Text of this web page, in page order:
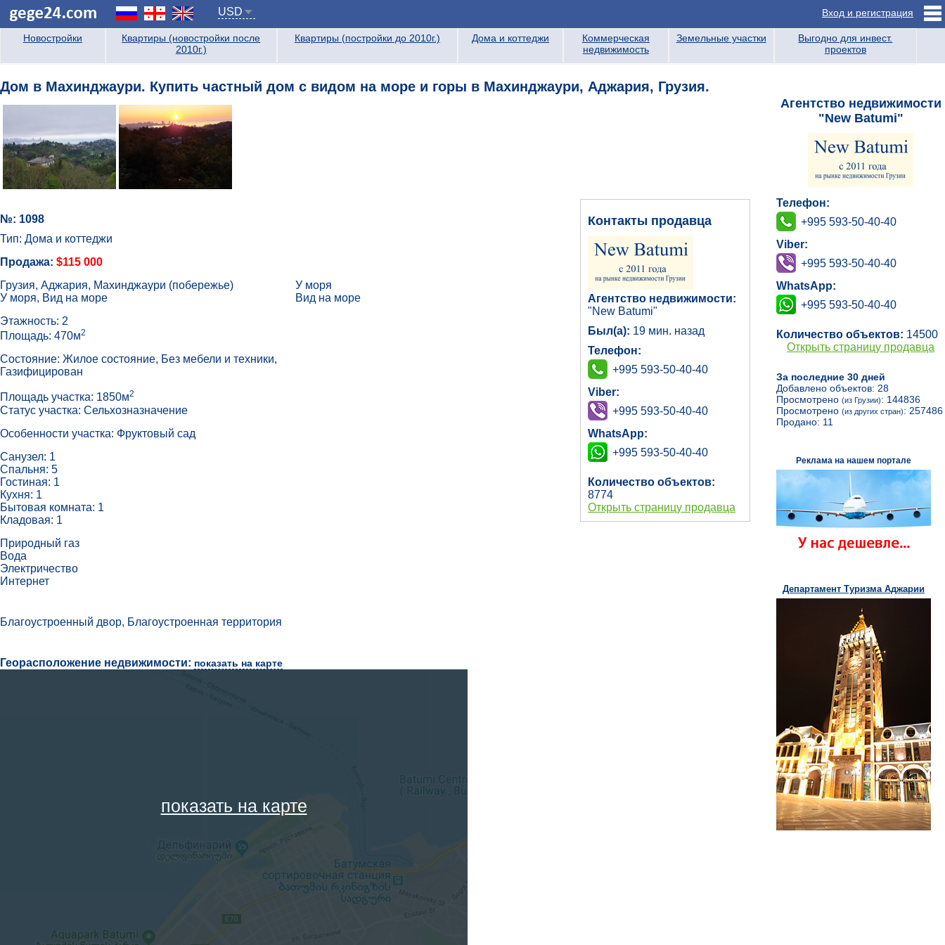
USD Вход и регистрация
Новостройки
Квартиры (новостройки после
2010г.)
Квартиры (постройки до 2010г.) Дома и коттеджи
Коммерческая
недвижимость
Земельные участки
Выгодно для инвест.
проектов
Дом в Махинджаури. Купить частный дом с видом на море и горы в Махинджаури, Аджария, Грузия.
№: 1098
Тип: Дома и коттеджи
Продажа: $115 000
Грузия, Аджария, Махинджаури (побережье)
У моря, Вид на море
Этажность: 2
Площадь: 470м2
Состояние: Жилое состояние, Без мебели и техники,
Газифицирован
Площадь участка: 1850м2
Статус участка: Сельхозназначение
Особенности участка: Фруктовый сад
Санузел: 1
Спальня: 5
Гостиная: 1
Кухня: 1
Бытовая комната: 1
Кладовая: 1
У моря
Вид на море
Природный газ
Вода
Электричество
Интернет
Контакты продавца
Агентство недвижимости:
"New Batumi"
Был(а): 19 мин. назад
Телефон:
+995 593-50-40-40
Viber:
+995 593-50-40-40
WhatsApp:
+995 593-50-40-40
Количество объектов:
8774
Открыть страницу продавца
Благоустроенный двор, Благоустроенная территория
Георасположение недвижимости: показать на карте
показать на карте
Агентство недвижимости
"New Batumi"
Телефон:
+995 593-50-40-40
Viber:
+995 593-50-40-40
WhatsApp:
+995 593-50-40-40
Количество объектов: 14500
Открыть страницу продавца
За последние 30 дней
Добавлено объектов: 28
Просмотрено (из Грузии): 144836
Просмотрено (из других стран): 257486
Продано: 11
Реклама на нашем портале
Департамент Туризма Аджарии